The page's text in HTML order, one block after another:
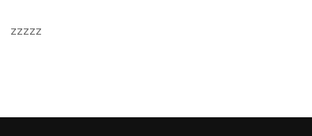
zzzzz